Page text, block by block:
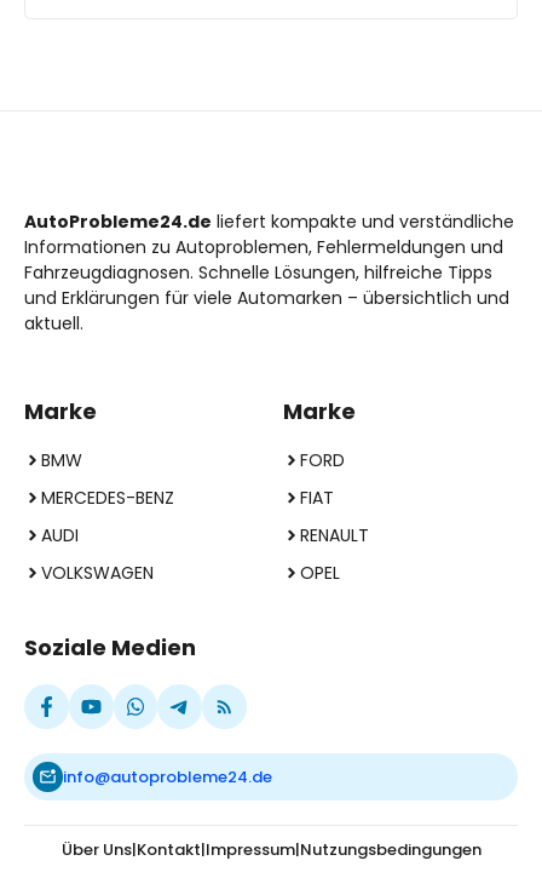
AutoProbleme24.de liefert kompakte und verständliche
Informationen zu Autoproblemen, Fehlermeldungen und
Fahrzeugdiagnosen. Schnelle Lösungen, hilfreiche Tipps
und Erklärungen für viele Automarken – übersichtlich und
aktuell.
Marke
BMW
MERCEDES-BENZ
AUDI
VOLKSWAGEN
Marke
FORD
FIAT
RENAULT
OPEL
Soziale Medien
info@autoprobleme24.de
Über Uns|Kontakt|Impressum|Nutzungsbedingungen